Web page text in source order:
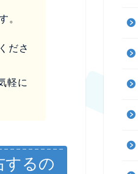
。
ださ
軽に
するの